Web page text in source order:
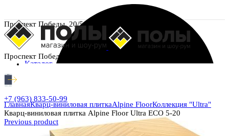
Проспект Победы, 20/5
Проспект Победы, 20/5
Каталог
+7 (963) 833-50-99
ГлавнаяКварц-виниловая плиткаAlpine FloorКоллекция "Ultra"
Кварц-виниловая плитка Alpine Floor Ultra ECO 5-20
Previous product